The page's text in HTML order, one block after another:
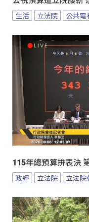
生活 立法院 公共電
115年總預算拚表決
政經 立法院 立法院